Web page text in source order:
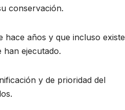
conservación.
hace años y que incluso existe
ejecutado.
y de prioridad del